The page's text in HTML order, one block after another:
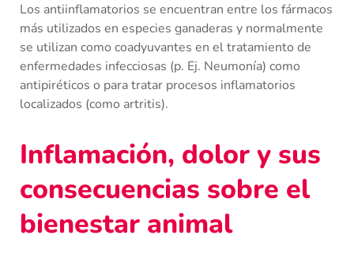
Los antiinflamatorios se encuentran entre los fármacos
más utilizados en especies ganaderas y normalmente
se utilizan como coadyuvantes en el tratamiento de
enfermedades infecciosas (p. Ej. Neumonía) como
antipiréticos o para tratar procesos inflamatorios
localizados (como artritis).
Inflamación, dolor y sus
consecuencias sobre el
bienestar animal